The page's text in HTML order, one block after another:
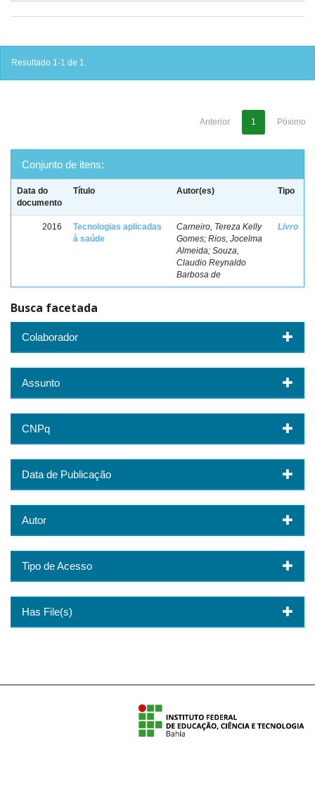
Resultado 1-1 de 1.
Anterior 1 Póximo
Conjunto de itens:
Data do
documento
Título Autor(es) Tipo
2016
Tecnologias aplicadas
à saúde
Carneiro, Tereza Kelly
Gomes; Rios, Jocelma
Almeida; Souza,
Claudio Reynaldo
Barbosa de
Livro
Busca facetada
Colaborador
Assunto
CNPq
Data de Publicação
Autor
Tipo de Acesso
Has File(s)